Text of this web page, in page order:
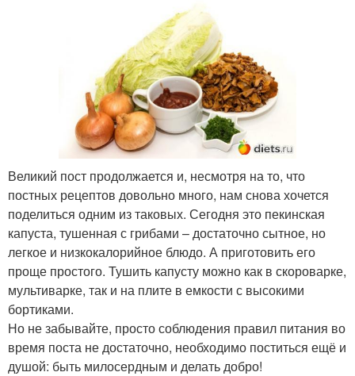
Великий пост продолжается и, несмотря на то, что
постных рецептов довольно много, нам снова хочется
поделиться одним из таковых. Сегодня это пекинская
капуста, тушенная с грибами – достаточно сытное, но
легкое и низкокалорийное блюдо. А приготовить его
проще простого. Тушить капусту можно как в скороварке,
мультиварке, так и на плите в емкости с высокими
бортиками.
Но не забывайте, просто соблюдения правил питания во
время поста не достаточно, необходимо поститься ещё и
душой: быть милосердным и делать добро!